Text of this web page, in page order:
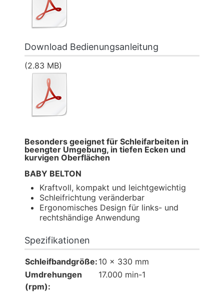
Download Bedienungsanleitung
(2.83 MB)
Besonders geeignet für Schleifarbeiten in
beengter Umgebung, in tiefen Ecken und
kurvigen Oberflächen
BABY BELTON
Kraftvoll, kompakt und leichtgewichtig
Schleifrichtung veränderbar
Ergonomisches Design für links- und
rechtshändige Anwendung
Spezifikationen
Schleifbandgröße: 10 x 330 mm
Umdrehungen
(rpm):
17.000 min-1